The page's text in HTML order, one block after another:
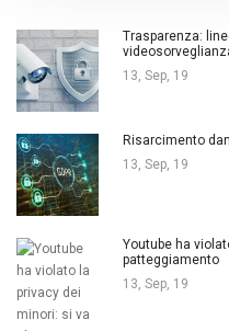
Trasparenza:
13, Sep, 19
Risarcimento
13, Sep, 19
Youtube ha
patteggiamento
13, Sep, 19